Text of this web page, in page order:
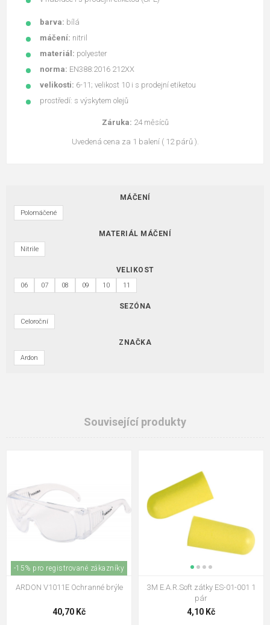
barva: bílá
máčení: nitril
materiál: polyester
norma: EN388:2016 212XX
velikosti: 6-11; velikost 10 i s prodejní etiketou
prostředí: s výskytem olejů
Záruka: 24 měsíců
Uvedená cena za 1 balení ( 12 párů ).
MÁČENÍ
Polomáčené
MATERIÁL MÁČENÍ
Nitrile
VELIKOST
06 07 08 09 10 11
SEZÓNA
Celoroční
ZNAČKA
Ardon
Související produkty
-15% pro registrované zákazníky
ARDON V1011E Ochranné brýle
40,70 Kč
3M E.A.R.Soft zátky ES-01-001 1
pár
4,10 Kč